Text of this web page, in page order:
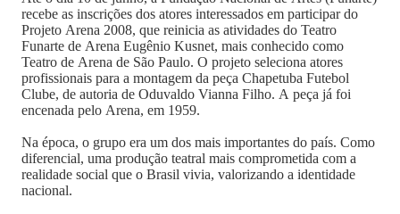
recebe as inscrições dos atores interessados em participar do
Projeto Arena 2008, que reinicia as atividades do Teatro
Funarte de Arena Eugênio Kusnet, mais conhecido como
Teatro de Arena de São Paulo. O projeto seleciona atores
profissionais para a montagem da peça Chapetuba Futebol
Clube, de autoria de Oduvaldo Vianna Filho. A peça já foi
encenada pelo Arena, em 1959.
Na época, o grupo era um dos mais importantes do país. Como
diferencial, uma produção teatral mais comprometida com a
realidade social que o Brasil vivia, valorizando a identidade
nacional.